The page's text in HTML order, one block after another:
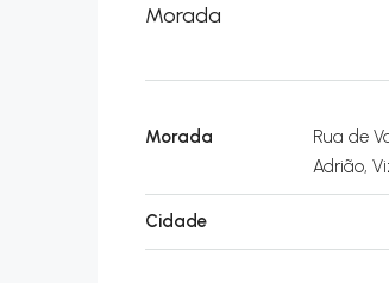
Morada
Morada
Rua de
Adrião,
Cidade